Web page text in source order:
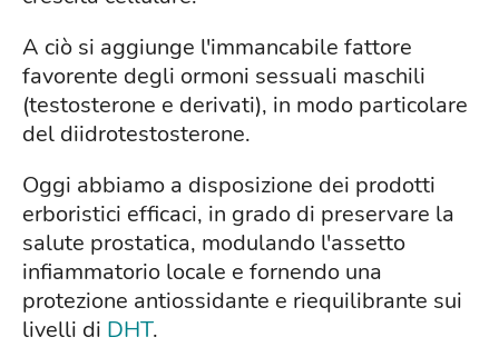
A ciò si aggiunge l'immancabile fattore
favorente degli ormoni sessuali maschili
(testosterone e derivati), in modo particolare
del diidrotestosterone.
Oggi abbiamo a disposizione dei prodotti
erboristici efficaci, in grado di preservare la
salute prostatica, modulando l'assetto
infiammatorio locale e fornendo una
protezione antiossidante e riequilibrante sui
livelli di DHT.